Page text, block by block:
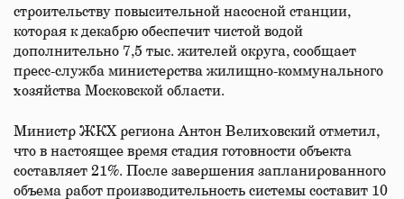
строительству повысительной насосной станции,
которая к декабрю обеспечит чистой водой
дополнительно 7,5 тыс. жителей округа, сообщает
пресс-служба министерства жилищно-коммунального
хозяйства Московской области.
Министр ЖКХ региона Антон Велиховский отметил,
что в настоящее время стадия готовности объекта
составляет 21%. После завершения запланированного
объема работ производительность системы составит 10